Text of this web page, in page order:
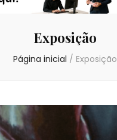
Exposição
Página inicial / Exposição